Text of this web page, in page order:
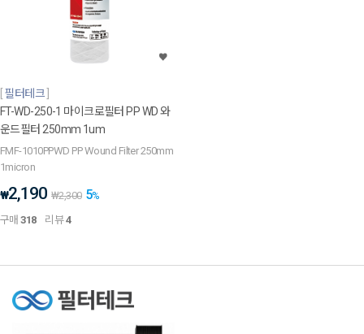
필터테크
FT-WD-250-1 마이크로필터 PP WD 와
운드필터 250mm 1um
FMF-1010PPWD PP Wound Filter 250mm
1micron
₩2,190 ₩2,300 5%
구매318 리뷰4